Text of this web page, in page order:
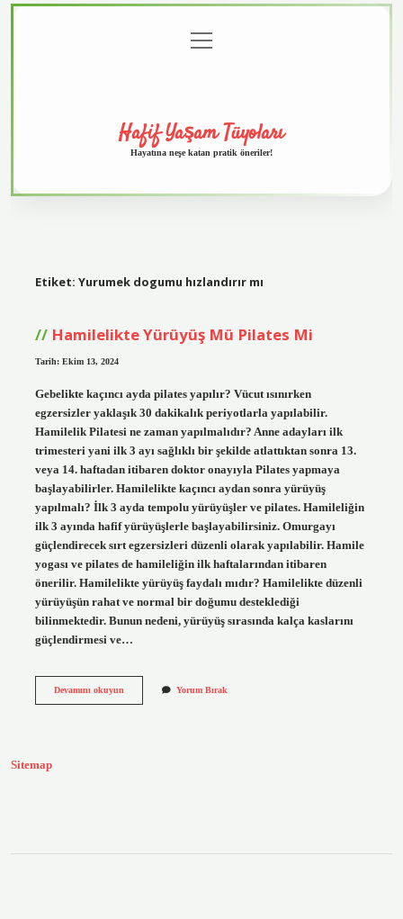
menüyü
aç
Hafif Yaşam Tüyoları
Hayatına neşe katan pratik öneriler!
Etiket: Yurumek dogumu hızlandırır mı
Hamilelikte Yürüyüş Mü Pilates Mi
Tarih: Ekim 13, 2024
Gebelikte kaçıncı ayda pilates yapılır? Vücut ısınırken
egzersizler yaklaşık 30 dakikalık periyotlarla yapılabilir.
Hamilelik Pilatesi ne zaman yapılmalıdır? Anne adayları ilk
trimesteri yani ilk 3 ayı sağlıklı bir şekilde atlattıktan sonra 13.
veya 14. haftadan itibaren doktor onayıyla Pilates yapmaya
başlayabilirler. Hamilelikte kaçıncı aydan sonra yürüyüş
yapılmalı? İlk 3 ayda tempolu yürüyüşler ve pilates. Hamileliğin
ilk 3 ayında hafif yürüyüşlerle başlayabilirsiniz. Omurgayı
güçlendirecek sırt egzersizleri düzenli olarak yapılabilir. Hamile
yogası ve pilates de hamileliğin ilk haftalarından itibaren
önerilir. Hamilelikte yürüyüş faydalı mıdır? Hamilelikte düzenli
yürüyüşün rahat ve normal bir doğumu desteklediği
bilinmektedir. Bunun nedeni, yürüyüş sırasında kalça kaslarını
güçlendirmesi ve…
Devamını okuyunHamilelikte
Yorum Bırak
Sitemap